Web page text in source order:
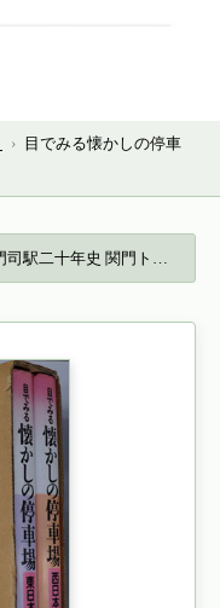
›
目でみる懐かしの停車
門司駅二十年史 関門トンネル開通二十周年… →